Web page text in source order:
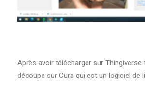
Après avoir télécharger sur Thingiverse
découpe sur Cura qui est un logiciel de